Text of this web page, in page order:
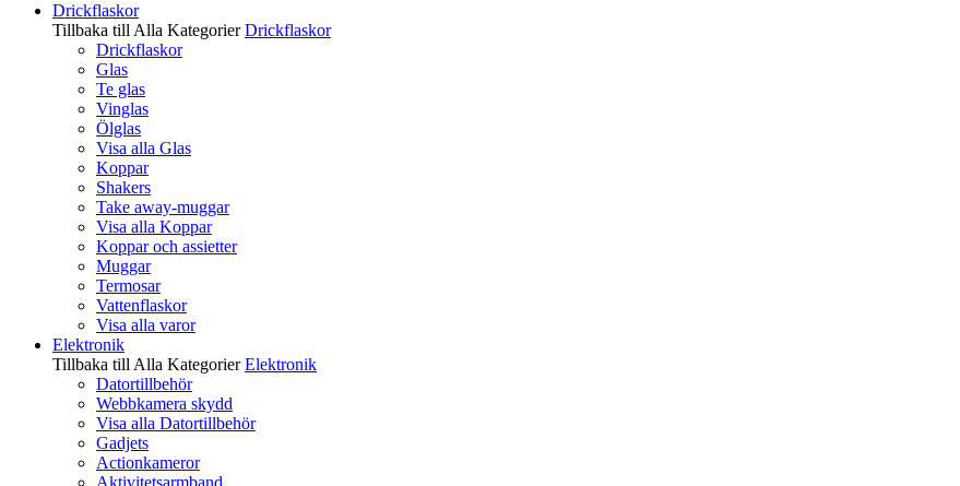
Drickflaskor
Tillbaka till Alla Kategorier Drickflaskor
Drickflaskor
Glas
Te glas
Vinglas
Ölglas
Visa alla Glas
Koppar
Shakers
Take away-muggar
Visa alla Koppar
Koppar och assietter
Muggar
Termosar
Vattenflaskor
Visa alla varor
Elektronik
Tillbaka till Alla Kategorier Elektronik
Datortillbehör
Webbkamera skydd
Visa alla Datortillbehör
Gadjets
Actionkameror
Aktivitetsarmband